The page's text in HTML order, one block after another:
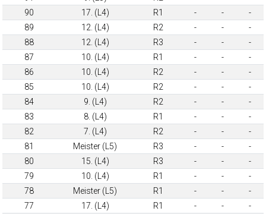
90
17. (L4) R1 - -
-
89
12. (L4) R2 - -
-
88
12. (L4) R3 - -
-
87
10. (L4) R1 - -
-
86
10. (L4) R2 - -
-
85
10. (L4) R2 - -
-
84
9. (L4) R2 - -
-
83
8. (L4) R1 - -
-
82
7. (L4) R2 - -
-
81
Meister (L5) R3 - -
-
80
15. (L4) R3 - -
-
79
10. (L4) R1 - -
-
78
Meister (L5) R1 - -
-
77
17. (L4) R1 - -
-